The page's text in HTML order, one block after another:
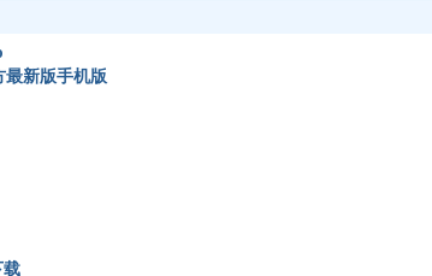
新版手机版
载